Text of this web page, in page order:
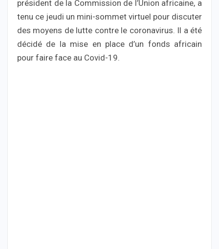
président de la Commission de l’Union africaine, a
tenu ce jeudi un mini-sommet virtuel pour discuter
des moyens de lutte contre le coronavirus. Il a été
décidé de la mise en place d’un fonds africain
pour faire face au Covid-19.